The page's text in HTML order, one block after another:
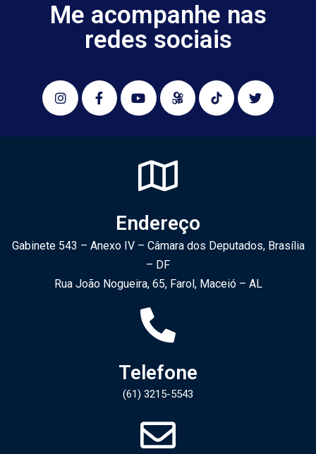
Me acompanhe nas
redes sociais
Endereço
Gabinete 543 – Anexo IV – Câmara dos Deputados, Brasília
– DF
Rua João Nogueira, 65, Farol, Maceió – AL
Telefone
(61) 3215-5543​